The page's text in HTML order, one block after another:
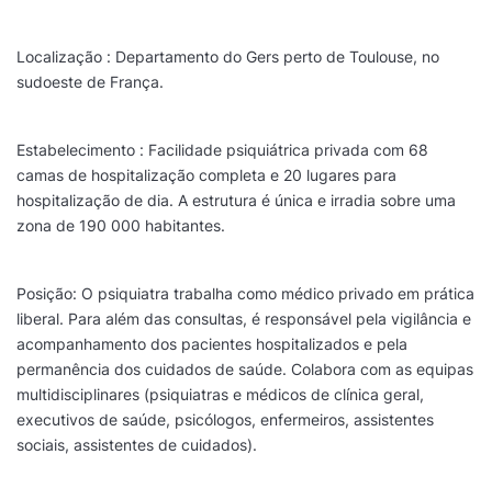
Localização : Departamento do Gers perto de Toulouse, no
sudoeste de França.
Estabelecimento : Facilidade psiquiátrica privada com 68
camas de hospitalização completa e 20 lugares para
hospitalização de dia. A estrutura é única e irradia sobre uma
zona de 190 000 habitantes.
Posição: O psiquiatra trabalha como médico privado em prática
liberal. Para além das consultas, é responsável pela vigilância e
acompanhamento dos pacientes hospitalizados e pela
permanência dos cuidados de saúde. Colabora com as equipas
multidisciplinares (psiquiatras e médicos de clínica geral,
executivos de saúde, psicólogos, enfermeiros, assistentes
sociais, assistentes de cuidados).